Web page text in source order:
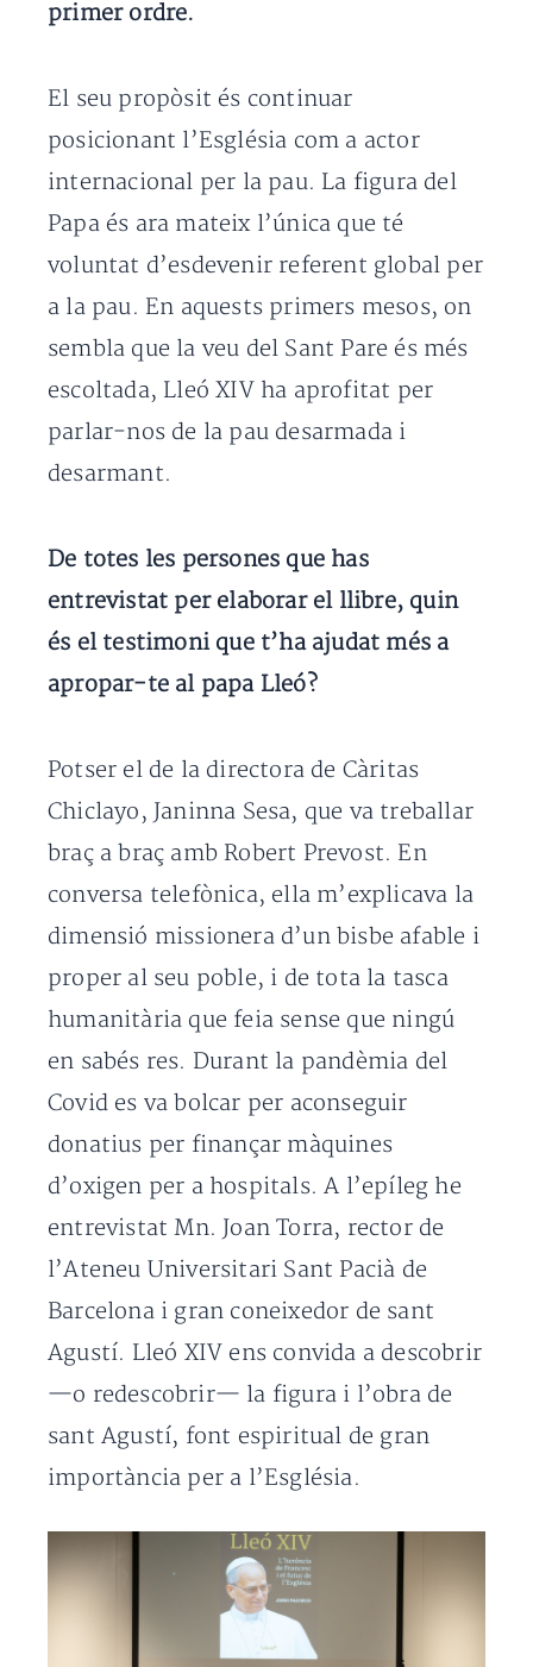
primer ordre.
El seu propòsit és continuar
posicionant l’Església com a actor
internacional per la pau. La figura del
Papa és ara mateix l’única que té
voluntat d’esdevenir referent global per
a la pau. En aquests primers mesos, on
sembla que la veu del Sant Pare és més
escoltada, Lleó XIV ha aprofitat per
parlar-nos de la pau desarmada i
desarmant.
De totes les persones que has
entrevistat per elaborar el llibre, quin
és el testimoni que t’ha ajudat més a
apropar-te al papa Lleó?
Potser el de la directora de Càritas
Chiclayo, Janinna Sesa, que va treballar
braç a braç amb Robert Prevost. En
conversa telefònica, ella m’explicava la
dimensió missionera d’un bisbe afable i
proper al seu poble, i de tota la tasca
humanitària que feia sense que ningú
en sabés res. Durant la pandèmia del
Covid es va bolcar per aconseguir
donatius per finançar màquines
d’oxigen per a hospitals. A l’epíleg he
entrevistat Mn. Joan Torra, rector de
l’Ateneu Universitari Sant Pacià de
Barcelona i gran coneixedor de sant
Agustí. Lleó XIV ens convida a descobrir
—o redescobrir— la figura i l’obra de
sant Agustí, font espiritual de gran
importància per a l’Església.